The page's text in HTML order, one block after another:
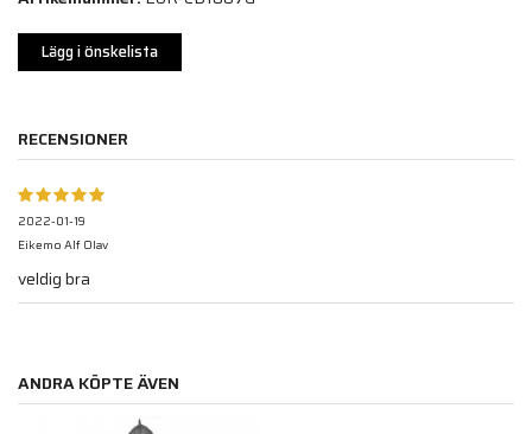
Lägg i önskelista
RECENSIONER
2022-01-19
Eikemo Alf Olav
veldig bra
ANDRA KÖPTE ÄVEN